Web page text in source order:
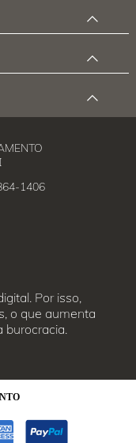
1406
Por isso,
o que aumenta
burocracia.